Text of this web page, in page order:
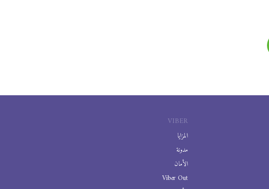
VIBER
المزايا
مدونة
الأمان
Viber Out